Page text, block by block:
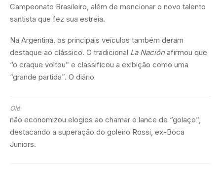
Campeonato Brasileiro, além de mencionar o novo talento
santista que fez sua estreia.
Na Argentina, os principais veículos também deram
destaque ao clássico. O tradicional La Nación afirmou que
“o craque voltou” e classificou a exibição como uma
“grande partida”. O diário
Olé
não economizou elogios ao chamar o lance de “golaço”,
destacando a superação do goleiro Rossi, ex-Boca
Juniors.